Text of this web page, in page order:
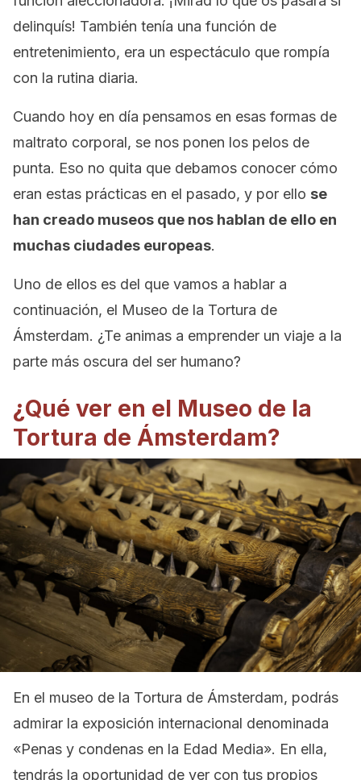
delinquís! También tenía una función de
entretenimiento, era un espectáculo que rompía
con la rutina diaria.
Cuando hoy en día pensamos en esas formas de
maltrato corporal, se nos ponen los pelos de
punta. Eso no quita que debamos conocer cómo
eran estas prácticas en el pasado, y por ello se
han creado museos que nos hablan de ello en
muchas ciudades europeas.
Uno de ellos es del que vamos a hablar a
continuación, el Museo de la Tortura de
Ámsterdam. ¿Te animas a emprender un viaje a la
parte más oscura del ser humano?
¿Qué ver en el Museo de la
Tortura de Ámsterdam?
En el museo de la Tortura de Ámsterdam, podrás
admirar la exposición internacional denominada
«Penas y condenas en la Edad Media». En ella,
tendrás la oportunidad de ver con tus propios